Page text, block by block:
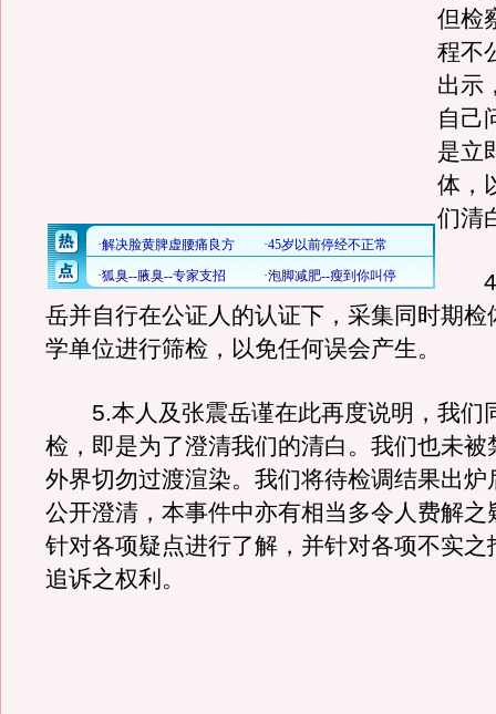
但检
程不
出示
自己
是立
体，
们清
4.
岳并自行在公证人的认证下，采集同时期检
学单位进行筛检，以免任何误会产生。
5.本人及张震岳谨在此再度说明，我们
检，即是为了澄清我们的清白。我们也未被
外界切勿过渡渲染。我们将待检调结果出炉
公开澄清，本事件中亦有相当多令人费解之
针对各项疑点进行了解，并针对各项不实之
追诉之权利。